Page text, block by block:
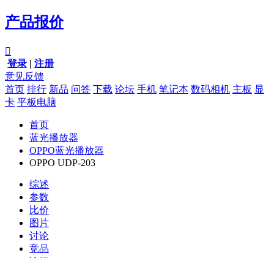
产品报价

登录 | 注册
意见反馈
首页 排行 新品 问答 下载 论坛 手机 笔记本 数码相机 主板 显
卡 平板电脑
首页
蓝光播放器
OPPO蓝光播放器
OPPO UDP-203
综述
参数
比价
图片
讨论
竞品